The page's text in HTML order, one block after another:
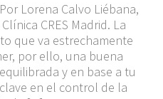
Lorena Calvo Liébana,
CRES Madrid. La
que va estrechamente
por ello, una buena
y en base a tu
en el control de la